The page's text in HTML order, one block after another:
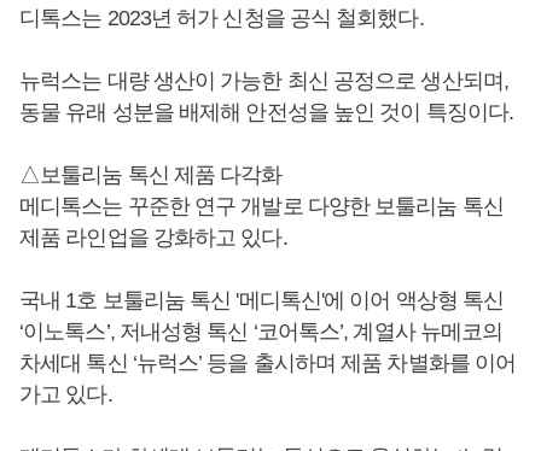
디톡스는 2023년 허가 신청을 공식 철회했다.
뉴럭스는 대량 생산이 가능한 최신 공정으로 생산되며,
동물 유래 성분을 배제해 안전성을 높인 것이 특징이다.
△보툴리눔 톡신 제품 다각화
메디톡스는 꾸준한 연구 개발로 다양한 보툴리눔 톡신
제품 라인업을 강화하고 있다.
국내 1호 보툴리눔 톡신 '메디톡신'에 이어 액상형 톡신
‘이노톡스’, 저내성형 톡신 ‘코어톡스’, 계열사 뉴메코의
차세대 톡신 ‘뉴럭스’ 등을 출시하며 제품 차별화를 이어
가고 있다.